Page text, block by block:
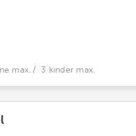
max. / 3 kinder max.